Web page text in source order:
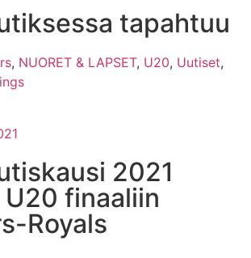
tapahtuu
, NUORET & LAPSET, U20, Uutiset,
2021
finaaliin
Royals